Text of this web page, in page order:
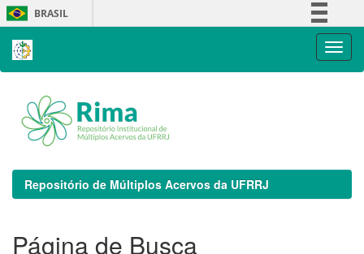
Skip
navigation
BRASIL
Repositório de Múltiplos Acervos da UFRRJ
Página de Busca